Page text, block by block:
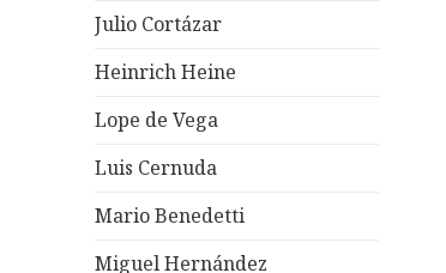
Julio Cortázar
Heinrich Heine
Lope de Vega
Luis Cernuda
Mario Benedetti
Miguel Hernández